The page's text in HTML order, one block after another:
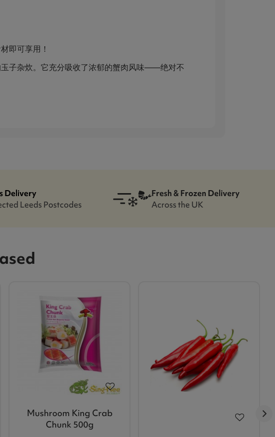
即可享用！
子杂炊。它充分吸收了浓郁的蟹肉风味——绝对不
Delivery
Leeds Postcodes
Fresh & Frozen Delivery
Across the UK
Mushroom King Crab
Chunk 500g